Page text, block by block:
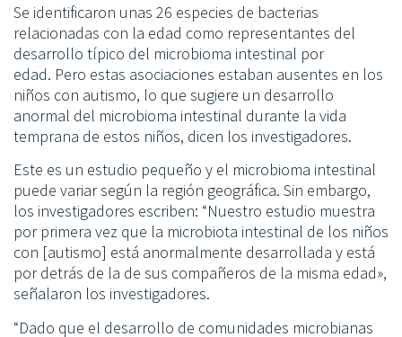
Se identificaron unas 26 especies de bacterias
relacionadas con la edad como representantes del
desarrollo típico del microbioma intestinal por
edad. Pero estas asociaciones estaban ausentes en los
niños con autismo, lo que sugiere un desarrollo
anormal del microbioma intestinal durante la vida
temprana de estos niños, dicen los investigadores.
Este es un estudio pequeño y el microbioma intestinal
puede variar según la región geográfica. Sin embargo,
los investigadores escriben: “Nuestro estudio muestra
por primera vez que la microbiota intestinal de los niños
con [autismo] está anormalmente desarrollada y está
por detrás de la de sus compañeros de la misma edad»,
señalaron los investigadores.
“Dado que el desarrollo de comunidades microbianas